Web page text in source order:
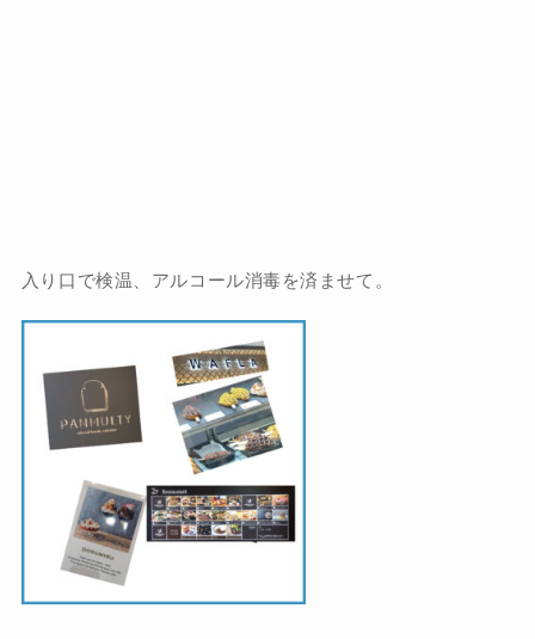
入り口で検温、アルコール消毒を済ませて。